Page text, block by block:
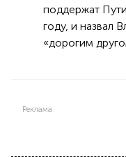
поддержат
году, и назвал
«дорогим
Реклама